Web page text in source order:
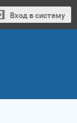
Вход в систему